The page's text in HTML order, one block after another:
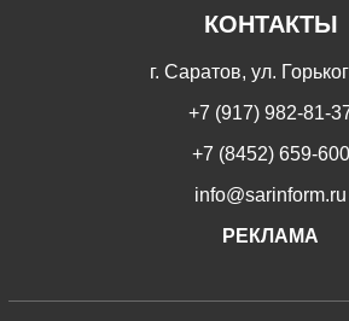
КОНТАКТЫ
г. Саратов, ул.
+7 (917) 982-81-
+7 (8452) 659-600
info@sarinform.ru
РЕКЛАМА